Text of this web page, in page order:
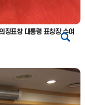
장표창 대통령 표창장 수여